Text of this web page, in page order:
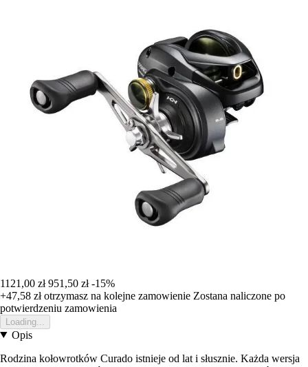
1121,00 zł 951,50 zł -15%
+47,58 złotrzymasz na kolejne zamowienie Zostana naliczone po
potwierdzeniu zamowienia
Loading...
Opis
Rodzina kołowrotków Curado istnieje od lat i słusznie. Każda wersja